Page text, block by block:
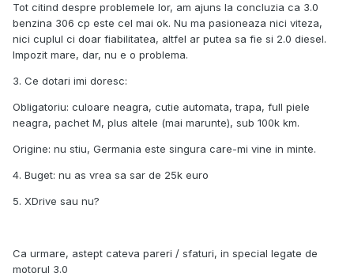
Tot citind despre problemele lor, am ajuns la concluzia ca 3.0
benzina 306 cp este cel mai ok. Nu ma pasioneaza nici viteza,
nici cuplul ci doar fiabilitatea, altfel ar putea sa fie si 2.0 diesel.
Impozit mare, dar, nu e o problema.
3. Ce dotari imi doresc:
Obligatoriu: culoare neagra, cutie automata, trapa, full piele
neagra, pachet M, plus altele (mai marunte), sub 100k km.
Origine: nu stiu, Germania este singura care-mi vine in minte.
4. Buget: nu as vrea sa sar de 25k euro
5. XDrive sau nu?
Ca urmare, astept cateva pareri / sfaturi, in special legate de
motorul 3.0